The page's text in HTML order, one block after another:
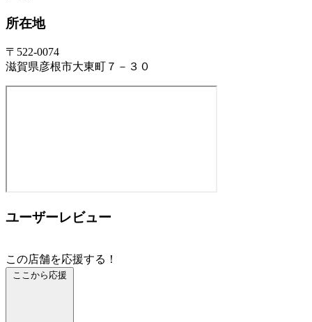
所在地
〒522-0074
滋賀県彦根市大東町７－３０
ユーザーレビュー
この店舗を応援する！
ここから応援